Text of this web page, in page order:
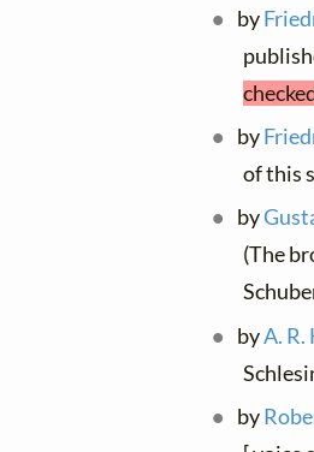
by
by
of this
by
(The
byA.
by